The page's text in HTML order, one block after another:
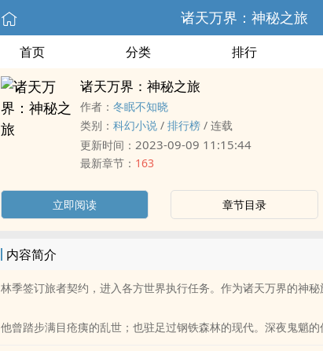
诸天万界：神秘之旅
首页 分类 排行
诸天万界：神秘之旅
作者： 冬眠不知晓
类别： 科幻小说 / 排行榜 / 连载
更新时间： 2023-09-09 11:15:44
最新章节： 163
立即阅读 章节目录
内容简介
林季签订旅者契约，进入各方世界执行任务。作为诸天万界的神秘
他曾踏步满目疮痍的乱世；也驻足过钢铁森林的现代。深夜鬼魈的